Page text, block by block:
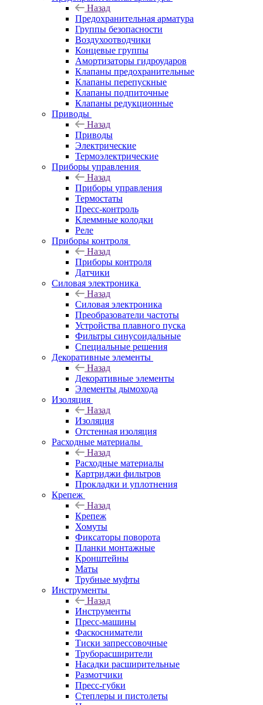
Назад
Предохранительная арматура
Группы безопасности
Воздухоотводчики
Концевые группы
Амортизаторы гидроударов
Клапаны предохранительные
Клапаны перепускные
Клапаны подпиточные
Клапаны редукционные
Приводы
Назад
Приводы
Электрические
Термоэлектрические
Приборы управления
Назад
Приборы управления
Термостаты
Пресс-контроль
Клеммные колодки
Реле
Приборы контроля
Назад
Приборы контроля
Датчики
Силовая электроника
Назад
Силовая электроника
Преобразователи частоты
Устройства плавного пуска
Фильтры синусоидальные
Специальные решения
Декоративные элементы
Назад
Декоративные элементы
Элементы дымохода
Изоляция
Назад
Изоляция
Отстенная изоляция
Расходные материалы
Назад
Расходные материалы
Картриджи фильтров
Прокладки и уплотнения
Крепеж
Назад
Крепеж
Хомуты
Фиксаторы поворота
Планки монтажные
Кронштейны
Маты
Трубные муфты
Инструменты
Назад
Инструменты
Пресс-машины
Фаскосниматели
Тиски запрессовочные
Труборасширители
Насадки расширительные
Размотчики
Пресс-губки
Степлеры и пистолеты